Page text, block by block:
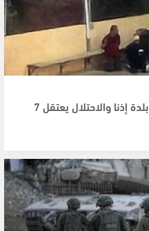
مستوطنون يهاجمون مسجدا في بلدة إذنا والاحتلال يعتقل 7